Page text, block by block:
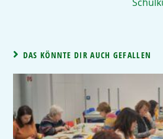
DAS KÖNNTE DIR AUCH GEFALLEN